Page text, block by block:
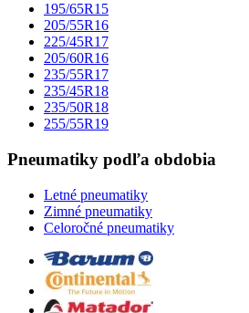
195/65R15
205/55R16
225/45R17
205/60R16
235/55R17
235/45R18
235/50R18
255/55R19
Pneumatiky podľa obdobia
Letné pneumatiky
Zimné pneumatiky
Celoročné pneumatiky